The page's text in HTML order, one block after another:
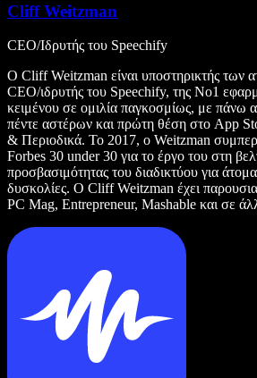
Cliff Weitzman
CEO/Ιδρυτής του Speechify
Ο Cliff Weitzman είναι υποστηρικτής των
CEO/ιδρυτής του Speechify, της Νο1
κειμένου σε ομιλία παγκοσμίως, με πάνω
πέντε αστέρων και πρώτη θέση στο App
& Περιοδικά. Το 2017, ο Weitzman
Forbes 30 under 30 για το έργο του στη
προσβασιμότητας του διαδικτύου για
δυσκολίες. Ο Cliff Weitzman έχει
PC Mag, Entrepreneur, Mashable και σε